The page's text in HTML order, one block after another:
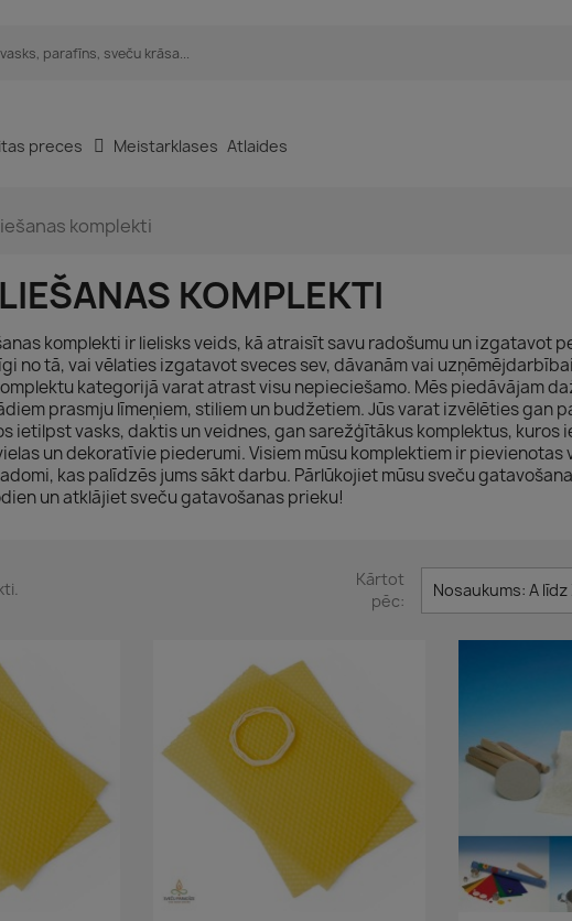
preces Meistarklases Atlaides
komplekti
KOMPLEKTI
komplekti ir lielisks veids, kā atraisīt savu radošumu un izgatavot
no tā, vai vēlaties izgatavot sveces sev, dāvanām vai
kategorijā varat atrast visu nepieciešamo. Mēs piedāvājam
prasmju līmeņiem, stiliem un budžetiem. Jūs varat izvēlēties gan
ietilpst vasks, daktis un veidnes, gan sarežģītākus komplektus, kuros
un dekoratīvie piederumi. Visiem mūsu komplektiem ir pievienotas
kas palīdzēs jums sākt darbu. Pārlūkojiet mūsu sveču
un atklājiet sveču gatavošanas prieku!
Kārtot
pēc:
Nosaukums: A līdz